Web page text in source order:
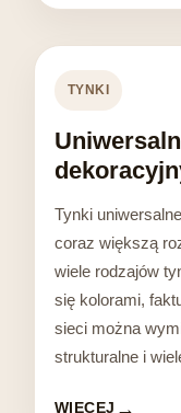
TYNKI
Tynki
coraz większą
wiele rodzajów
się kolorami,
sieci można
strukturalne i
WIĘCEJ